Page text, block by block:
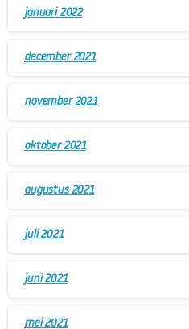
januari 2022
december 2021
november 2021
oktober 2021
augustus 2021
juli 2021
juni 2021
mei 2021